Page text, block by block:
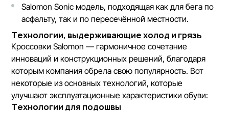
Salomon Sonic модель, подходящая как для бега по
асфальту, так и по пересечённой местности.
Технологии, выдерживающие холод и грязь
Кроссовки Salomon — гармоничное сочетание
инноваций и конструкционных решений, благодаря
которым компания обрела свою популярность. Вот
некоторые из основных технологий, которые
улучшают эксплуатационные характеристики обуви:
Технологии для подошвы